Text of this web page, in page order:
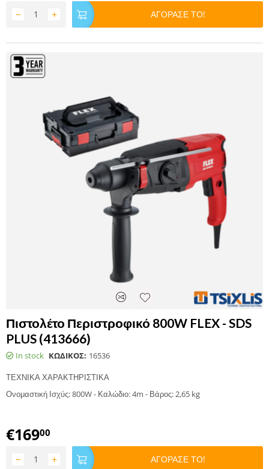
+
− ΑΓΟΡΑΣΕ ΤΟ!
Πιστολέτο Περιστροφικό 800W FLEX - SDS
PLUS (413666)
In stock ΚΩΔΙΚΟΣ: 16536
ΤΕΧΝΙΚΑ ΧΑΡΑΚΤΗΡΙΣΤΙΚΑ
Ονομαστική Ισχύς: 800W - Καλώδιο: 4m - Βάρος: 2,65 kg
€16900
+
− ΑΓΟΡΑΣΕ ΤΟ!